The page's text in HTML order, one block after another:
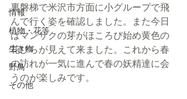
情報
植物・花等
生き物
野鳥
その他
裏磐梯で米沢市方面に小グループで飛
んで行く姿を確認しました。また今日
はマンサクの芽がほころび始め黄色の
花びらが見えて来ました。これから春
の訪れが一気に進んで春の妖精達に会
うのが楽しみです。